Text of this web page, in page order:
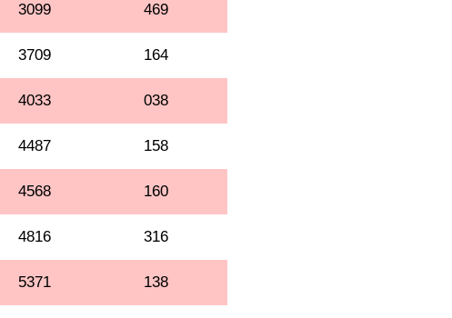
3099 469
3709 164
4033 038
4487 158
4568 160
4816 316
5371 138